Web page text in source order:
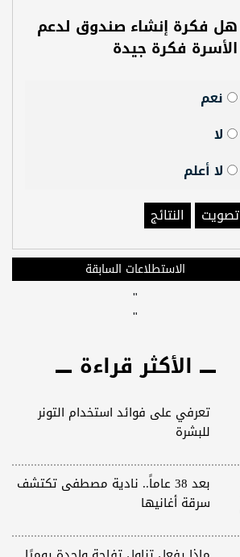
هل فكرة إنشاء صندوق لدعم
الأسرة فكرة جيدة
نعم
لا
لا أعلم
تصويت
النتائج
الاستطلاعات السابقة
"
"
الأكثر قراءة
تعرفي على فوائد استخدام التونر
للبشرة
بعد 38 عاماً.. نادية مصطفى تكتشف
سرقة أغانيها